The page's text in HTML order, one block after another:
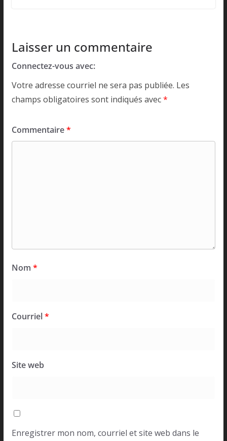
Laisser un commentaire
Connectez-vous avec:
Votre adresse courriel ne sera pas publiée. Les
champs obligatoires sont indiqués avec*
Commentaire*
Nom *
Courriel*
Site web
Enregistrer mon nom, courriel et site web dans le